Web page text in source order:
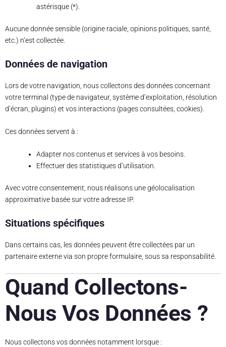
astérisque (*).
Aucune donnée sensible (origine raciale, opinions politiques, santé,
etc.) n’est collectée.
Données de navigation
Lors de votre navigation, nous collectons des données concernant
votre terminal (type de navigateur, système d’exploitation, résolution
d’écran, plugins) et vos interactions (pages consultées, cookies).
Ces données servent à :
Adapter nos contenus et services à vos besoins.
Effectuer des statistiques d’utilisation.
Avec votre consentement, nous réalisons une géolocalisation
approximative basée sur votre adresse IP.
Situations spécifiques
Dans certains cas, les données peuvent être collectées par un
partenaire externe via son propre formulaire, sous sa responsabilité.
Quand Collectons-
Nous Vos Données ?
Nous collectons vos données notamment lorsque :